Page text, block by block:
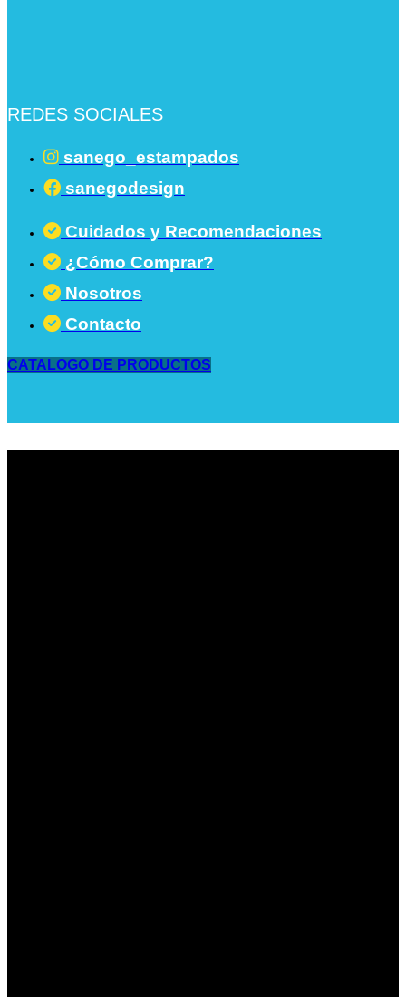
REDES SOCIALES
sanego_estampados
sanegodesign
Cuidados y Recomendaciones
¿Cómo Comprar?
Nosotros
Contacto
CATALOGO DE PRODUCTOS